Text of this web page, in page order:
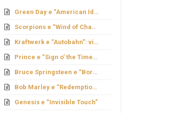
Green Day e “American Idiot”: rock politico
Scorpions e “Wind of Change”: caduta del Muro
Kraftwerk e “Autobahn”: viaggio elettronico
Prince e “Sign o’ the Times”: genio e provocazione
Bruce Springsteen e “Born to Run”: sogno americano
Bob Marley e “Redemption Song”
Genesis e “Invisible Touch”